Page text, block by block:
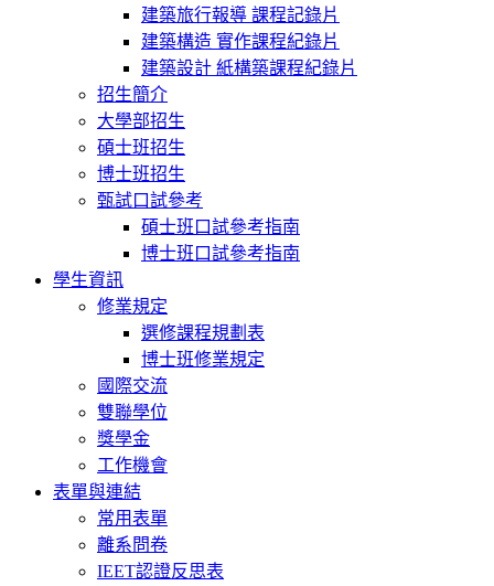
建築旅行報導 課程記錄片
建築構造 實作課程紀錄片
建築設計 紙構築課程紀錄片
招生簡介
大學部招生
碩士班招生
博士班招生
甄試口試參考
碩士班口試參考指南
博士班口試參考指南
學生資訊
修業規定
選修課程規劃表
博士班修業規定
國際交流
雙聯學位
獎學金
工作機會
表單與連結
常用表單
離系問卷
IEET認證反思表